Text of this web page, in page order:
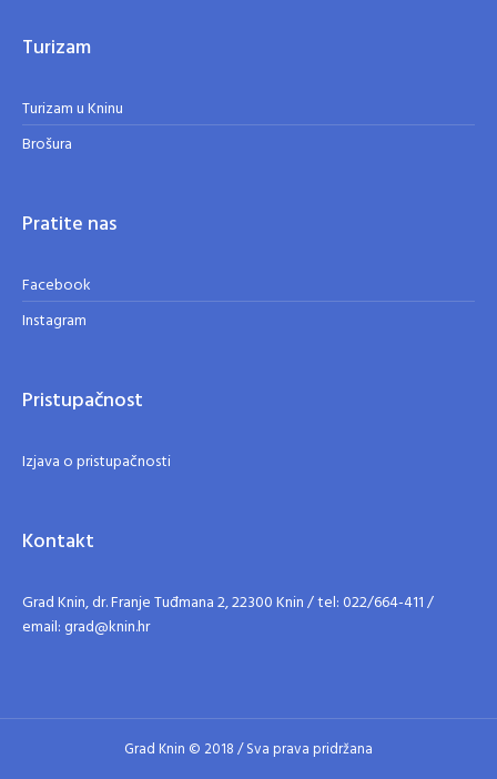
Turizam
Turizam u Kninu
Brošura
Pratite nas
Facebook
Instagram
Pristupačnost
Izjava o pristupačnosti
Kontakt
Grad Knin, dr. Franje Tuđmana 2, 22300 Knin / tel: 022/664-411 /
email: grad@knin.hr
Grad Knin © 2018 / Sva prava pridržana